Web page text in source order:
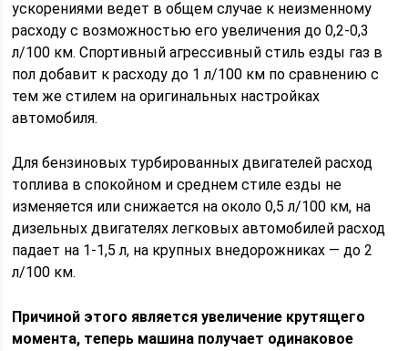
ускорениями ведет в общем случае к неизменному
расходу с возможностью его увеличения до 0,2-0,3
л/100 км. Спортивный агрессивный стиль езды газ в
пол добавит к расходу до 1 л/100 км по сравнению с
тем же стилем на оригинальных настройках
автомобиля.
Для бензиновых турбированных двигателей расход
топлива в спокойном и среднем стиле езды не
изменяется или снижается на около 0,5 л/100 км, на
дизельных двигателях легковых автомобилей расход
падает на 1-1,5 л, на крупных внедорожниках — до 2
л/100 км.
Причиной этого является увеличение крутящего
момента, теперь машина получает одинаковое